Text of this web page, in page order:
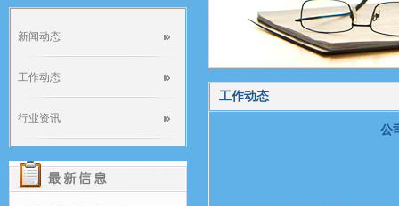
新闻动态
工作动态
行业资讯
工作动态
公